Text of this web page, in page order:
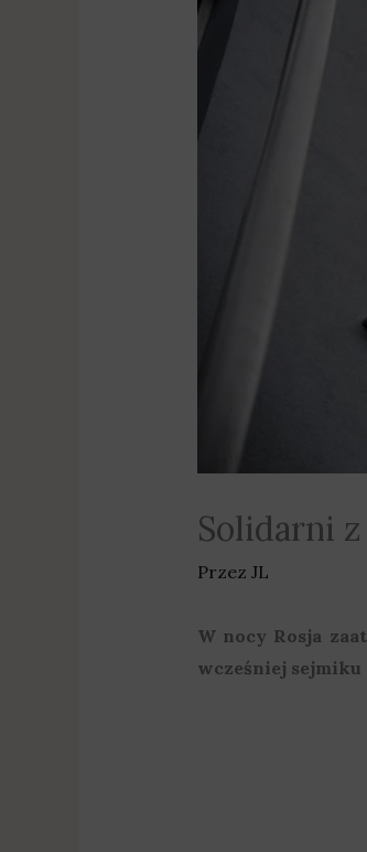
Solidarni
Przez JL
W nocy Rosja
wcześniej